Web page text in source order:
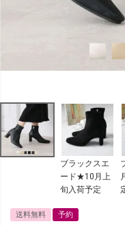
ブラックスエ
ード★10月上
旬入荷予定
送料無料 予約